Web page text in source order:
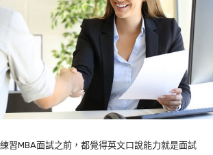
習MBA面試之前，都覺得英文口說能力就是面試